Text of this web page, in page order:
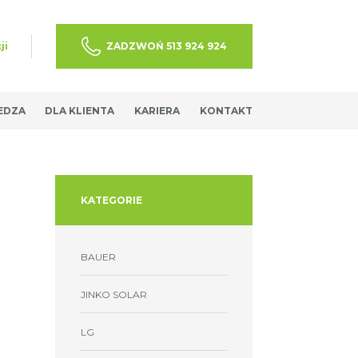
ZADZWOŃ 513 924 924
DLA KLIENTA KARIERA KONTAKT
KATEGORIE
BAUER
JINKO SOLAR
LG